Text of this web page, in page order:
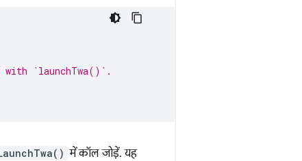
`launchTwa()`.
में कॉल जोड़ें. यह